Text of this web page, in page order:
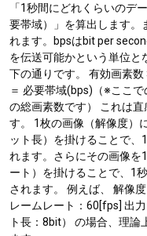
「1秒間にどれくらいのデ
要帯域）」を算出します。
れます。bpsはbit per
を伝送可能かという単位と
下の通りです。 有効画素
＝ 必要帯域(bps)（※ここ
の総画素数です） これは
す。 1枚の画像（解像度）
ット長）を掛けることで、
れます。さらにその画像を
ート）を掛けることで、1
されます。 例えば、 解像
レームレート：60[fps] 出
ト長：8bit） の場合、理論